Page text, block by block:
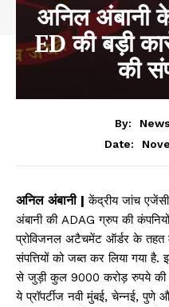
अनिल अंबानी
ED की बड़ी
की
By:
Date:
अनिल अंबानी |केंद्रीय जांच
अंबानी की ADAG ग्रुप की
प्रोविजनल अटैचमेंट ऑर्डर के
संपत्तियों को जब्त कर लिया गया
से जुड़ी कुल 9000 करोड़ रुपये की
ये प्रॉपर्टीज नवी मुंबई, चेन्नई, पुणे